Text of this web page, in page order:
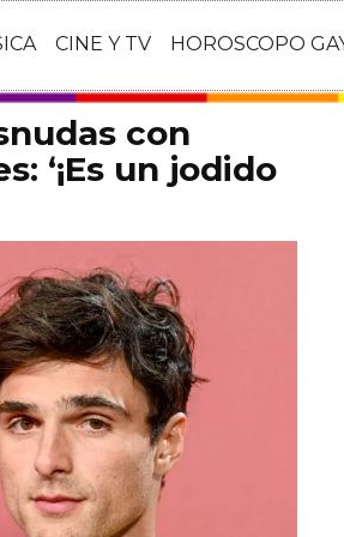
CINE Y TV HOROSCOPO
con
‘¡Es un jodido